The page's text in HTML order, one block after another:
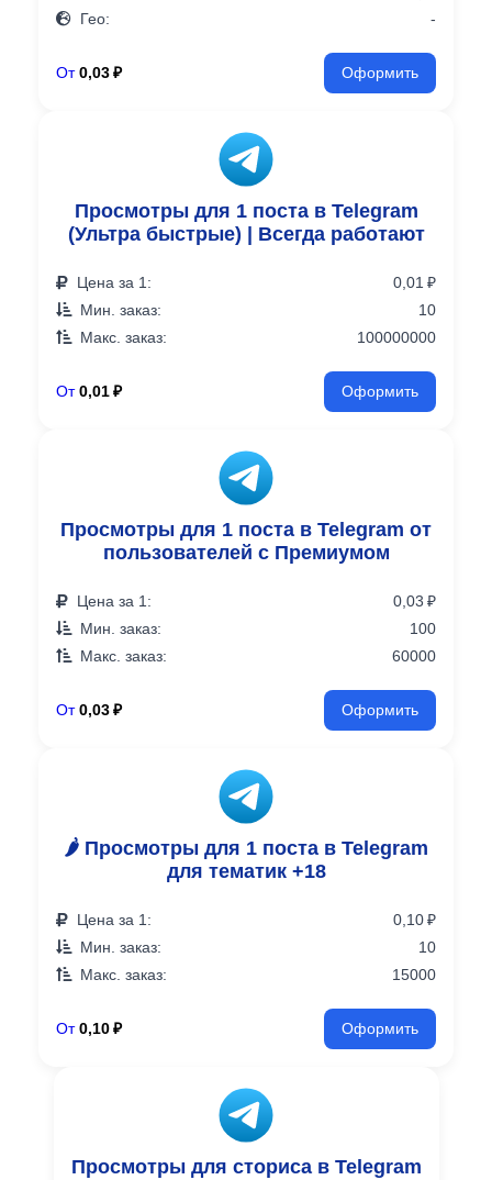
Гео:
-
От 0,03 ₽ Оформить
Просмотры для 1 поста в Telegram
(Ультра быстрые) | Всегда работают
Цена за 1:
0,01 ₽
Мин. заказ:
10
Макс. заказ:
100000000
От 0,01 ₽ Оформить
Просмотры для 1 поста в Telegram от
пользователей с Премиумом
Цена за 1:
0,03 ₽
Мин. заказ:
100
Макс. заказ:
60000
От 0,03 ₽ Оформить
🌶️ Просмотры для 1 поста в Telegram
для тематик +18
Цена за 1:
0,10 ₽
Мин. заказ:
10
Макс. заказ:
15000
От 0,10 ₽ Оформить
Просмотры для сториса в Telegram